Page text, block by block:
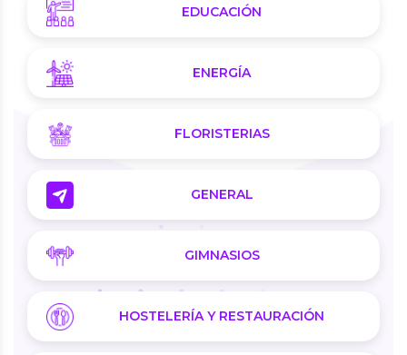
EDUCACIÓN
ENERGÍA
FLORISTERIAS
GENERAL
GIMNASIOS
HOSTELERÍA Y RESTAURACIÓN